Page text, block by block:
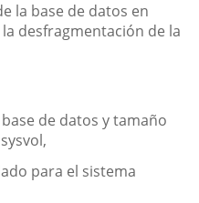
la base de datos en
desfragmentación de la
de datos y tamaño
para el sistema